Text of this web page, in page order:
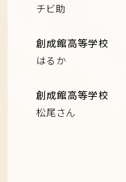
チビ助
創成館高等学校
はるか
創成館高等学校
松尾さん